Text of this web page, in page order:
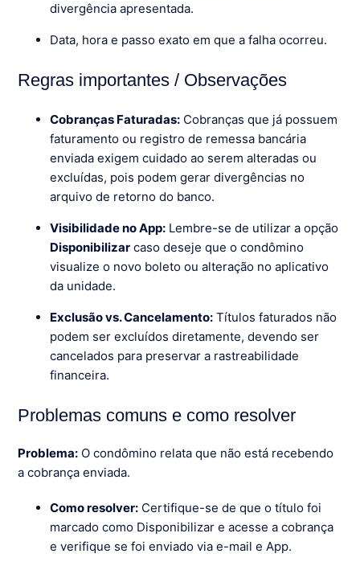
divergência apresentada.
Data, hora e passo exato em que a falha ocorreu.
Regras importantes / Observações
Cobranças Faturadas: Cobranças que já possuem
faturamento ou registro de remessa bancária
enviada exigem cuidado ao serem alteradas ou
excluídas, pois podem gerar divergências no
arquivo de retorno do banco.
Visibilidade no App: Lembre-se de utilizar a opção
Disponibilizar caso deseje que o condômino
visualize o novo boleto ou alteração no aplicativo
da unidade.
Exclusão vs. Cancelamento: Títulos faturados não
podem ser excluídos diretamente, devendo ser
cancelados para preservar a rastreabilidade
financeira.
Problemas comuns e como resolver
Problema: O condômino relata que não está recebendo
a cobrança enviada.
Como resolver: Certifique-se de que o título foi
marcado como Disponibilizar e acesse a cobrança
e verifique se foi enviado via e-mail e App.